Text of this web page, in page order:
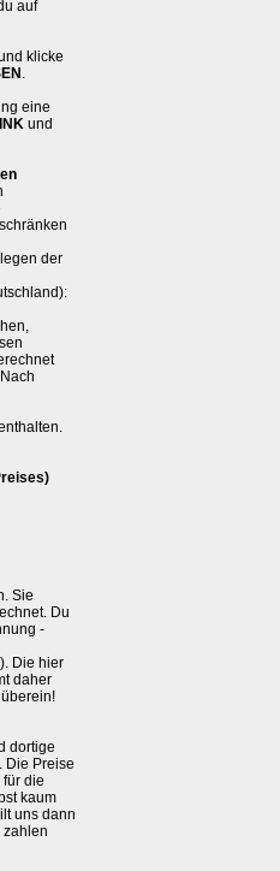
auf
klicke
.
eine
und
der
Sie
Du
-
Die hier
daher
dortige
Die Preise
die
kaum
uns dann
zahlen